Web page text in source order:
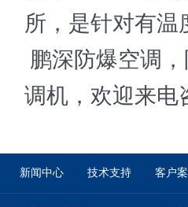
所，是针对有
鹏深防爆空调
调机，欢迎来电
新闻中心 技术支持 客户